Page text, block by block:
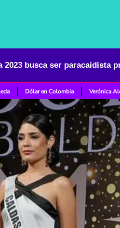
busca ser paracaidista
Dólar en Colombia Verónica